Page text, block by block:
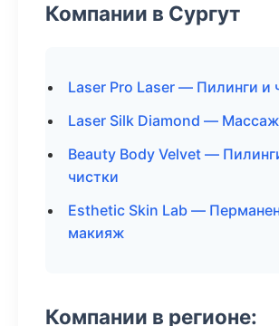
Компании в Сургут
Laser Pro Laser — Пилинги и
Laser Silk Diamond —
Beauty Body Velvet —
чистки
Esthetic Skin Lab —
макияж
Компании в регионе: